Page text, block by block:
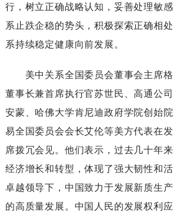
行，树立正确战略认知，妥善处理敏
系止跌企稳的势头，积极探索正确相
系持续稳定健康向前发展。
美中关系全国委员会董事会主席格
董事长兼首席执行官苏世民、高通公
安蒙、哈佛大学肯尼迪政府学院创始
易全国委员会会长艾伦等美方代表在
席拨冗会见。他们表示，过去几十年
经济增长和转型，体现了强大韧性和
卓越领导下，中国致力于发展新质生
的高质量发展。中国人民的发展权利